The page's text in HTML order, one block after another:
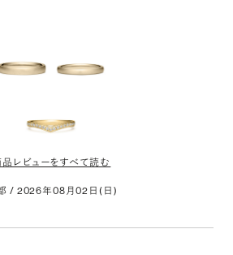
レビューをすべて読む
/ 2026年08月02日(日)